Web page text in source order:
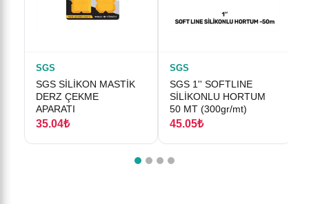
SGS
SGS SİLİKON MASTİK
DERZ ÇEKME
APARATI
35.04₺
SGS
SGS 1'' SOFTLINE
SİLİKONLU HORTUM
50 MT (300gr/mt)
45.05₺